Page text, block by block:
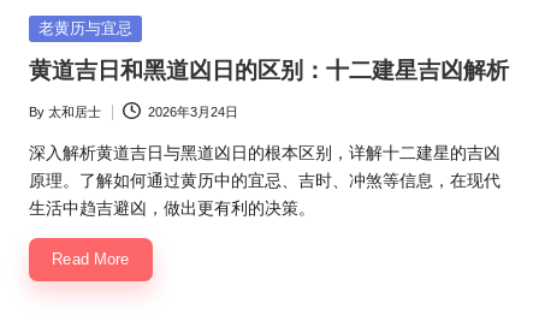
Posted
老黄历与宜忌
黄道吉日和黑道凶日的区别：十二建星吉凶解析
Posted
by
By 太和居士 2026年3月24日
深入解析黄道吉日与黑道凶日的根本区别，详解十二建星的吉凶
原理。了解如何通过黄历中的宜忌、吉时、冲煞等信息，在现代
生活中趋吉避凶，做出更有利的决策。
Read More